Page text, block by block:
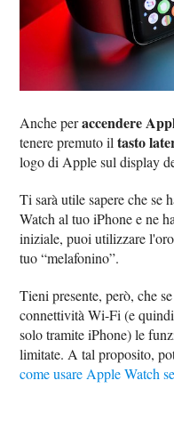
Anche peraccendere
tenere premuto iltasto
logo di Apple sul display
Ti sarà utile sapere che se
Watch al tuo iPhone e ne
iniziale, puoi utilizzare
tuo “melafonino”.
Tieni presente, però, che
connettività Wi-Fi (e
solo tramite iPhone) le
limitate. A tal proposito,
come usare Apple Watch